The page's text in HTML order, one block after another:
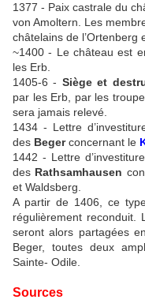
1377 - Paix castrale du
von Amoltern. Les
châtelains de l’Ortenberg
~1400 - Le château est
les Erb.
1405-6 - Siège et
par les Erb, par les
sera jamais relevé.
1434 - Lettre
des Begerconcernant le
1442 - Lettre
des Rathsamhausen
et Waldsberg.
A partir de 1406, ce
régulièrement reconduit.
seront alors partagées
Beger, toutes deux
Sainte- Odile.
Sources